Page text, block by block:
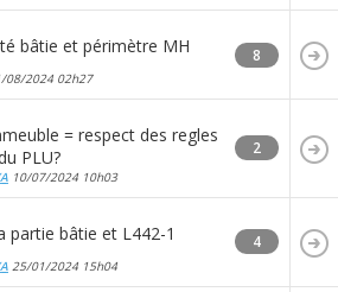
bâtie et périmètre MH
08/2024 02h27
8
= respect des regles
PLU?
10/07/2024 10h03
2
partie bâtie et L442-1
25/01/2024 15h04
4